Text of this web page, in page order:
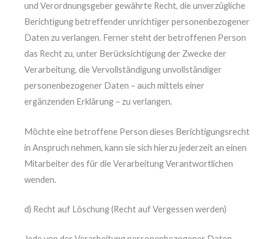
und Verordnungsgeber gewährte Recht, die unverzügliche
Berichtigung betreffender unrichtiger personenbezogener
Daten zu verlangen. Ferner steht der betroffenen Person
das Recht zu, unter Berücksichtigung der Zwecke der
Verarbeitung, die Vervollständigung unvollständiger
personenbezogener Daten – auch mittels einer
ergänzenden Erklärung – zu verlangen.
Möchte eine betroffene Person dieses Berichtigungsrecht
in Anspruch nehmen, kann sie sich hierzu jederzeit an einen
Mitarbeiter des für die Verarbeitung Verantwortlichen
wenden.
d) Recht auf Löschung (Recht auf Vergessen werden)